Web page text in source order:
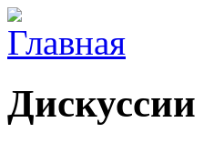
Дискуссии